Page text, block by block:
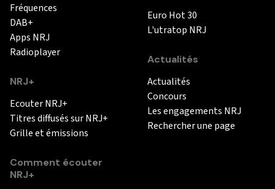
Fréquences
DAB+
Apps NRJ
Radioplayer
NRJ+
Ecouter NRJ+
Titres diffusés sur NRJ+
Grille et émissions
Comment écouter
NRJ+
Euro Hot 30
L'utratop NRJ
Actualités
Actualités
Concours
Les engagements NRJ
Rechercher une page